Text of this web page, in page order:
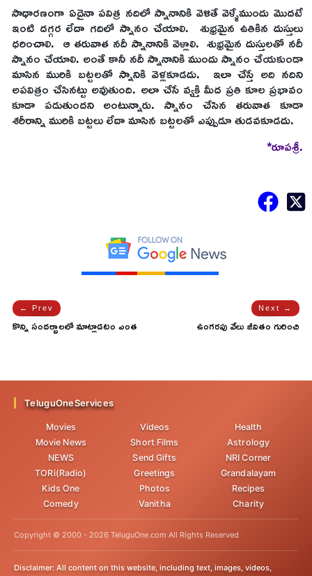
సాధారణంగా ఏదైనా పవిత్ర నదిలో స్నానానికి వెళితే వెళ్ళేముందు మొదటే
ఇంటి దగ్గర లేదా గదిలో స్నానం చేయాలి. శుభ్రమైన ఉతికిన దుస్తులు
ధరించాలి. ఆ తరువాత నదీ స్నానానికి వెళ్లాలి. శుభ్రమైన దుస్తులతో నదీ
స్నానం చేయాలి. అంతే కానీ నదీ స్నానానికి ముందు స్నానం చేయకుండా
మాసిన మురికి బట్టలతో స్నానికి వెళ్లకూడదు. ఇలా చేస్తే అది నదిని
అపవిత్రం చేసినట్టు అవుతుంది. అలా చేసే వ్యక్తి మీద ప్రతి కూల ప్రభావం
కూడా పడుతుందని అంటున్నారు. స్నానం చేసిన తరువాత కూడా
శరీరాన్ని మురికి బట్టలు లేదా మాసిన బట్టలతో ఎప్పుడూ తుడవకూడదు.
*రూపశ్రీ.
← Prev
కొన్ని సందర్భాలలో మాట్లాడటం ఎంత
నష్టం కలిగిస్తుందో..!
Next →
ఉంగరపు వేలు జీవితం గురించి
TeluguOneServices
Movies
Movie News
NEWS
TORi(Radio)
Kids One
Comedy
Videos
Short Films
Send Gifts
Greetings
Photos
Vanitha
Health
Astrology
NRI Corner
Grandalayam
Recipes
Charity
Copyright © 2000 - 2026 TeluguOne.com All Rights Reserved
Disclaimer: All content on this website, including text, images, videos,